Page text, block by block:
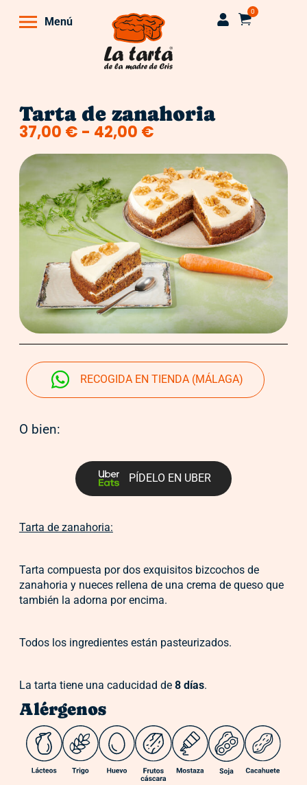
Menú
0
Tarta de zanahoria
37,00 € - 42,00 €
RECOGIDA EN TIENDA (MÁLAGA)
O bien:
PÍDELO EN UBER
Tarta de zanahoria:
Tarta compuesta por dos exquisitos bizcochos de
zanahoria y nueces rellena de una crema de queso que
también la adorna por encima.
Todos los ingredientes están pasteurizados.
La tarta tiene una caducidad de 8 días.
Alérgenos